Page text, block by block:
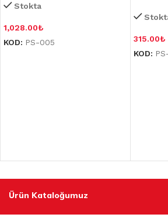
Stokta
1,028.00₺
KOD: PS-005 315.00₺
KOD:
Ürün Kataloğumuz